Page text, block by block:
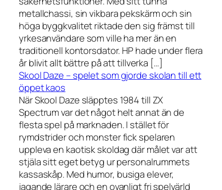
metallchassi, sin vikbara pekskärm och sin
höga byggkvalitet riktade den sig främst till
yrkesanvändare som ville ha mer än en
traditionell kontorsdator. HP hade under flera
år blivit allt bättre på att tillverka […]
Skool Daze – spelet som gjorde skolan till ett
öppet kaos
När Skool Daze släpptes 1984 till ZX
Spectrum var det något helt annat än de
flesta spel på marknaden. I stället för
rymdstrider och monster fick spelaren
uppleva en kaotisk skoldag där målet var att
stjäla sitt eget betyg ur personalrummets
kassaskåp. Med humor, busiga elever,
jagande lärare och en ovanligt fri spelvärld